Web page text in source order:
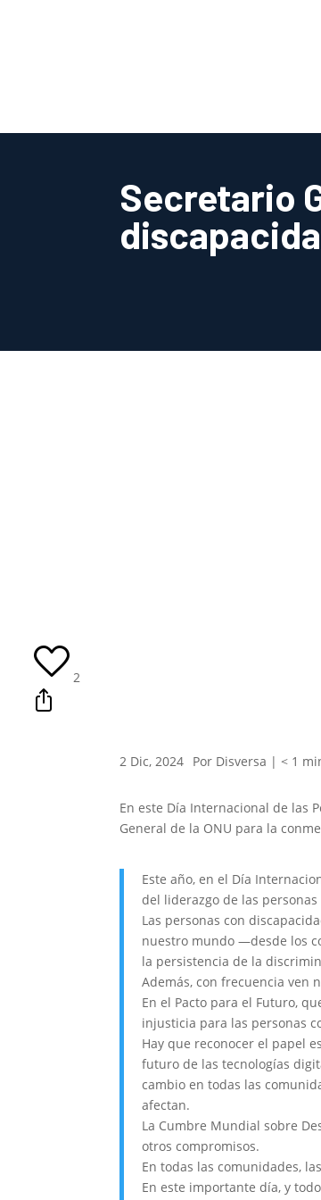
Secretario
2
2 Dic, 2024 Por Disversa | < 1
En este Día Internacional de las
General de la ONU para la
Este año, en el Día
del liderazgo de las
Las personas con
nuestro mundo —desde los
la persistencia de la
Además, con frecuencia ven
En el Pacto para el Futuro,
injusticia para las personas
Hay que reconocer el papel
futuro de las tecnologías
cambio en todas las
afectan.
La Cumbre Mundial sobre
otros compromisos.
En todas las comunidades,
En este importante día, y